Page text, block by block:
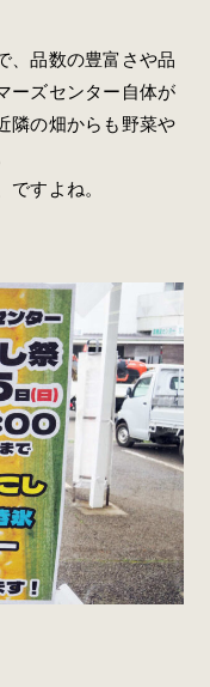
、品数の豊富さや品
ーズセンター自体が
隣の畑からも野菜や
すよね。